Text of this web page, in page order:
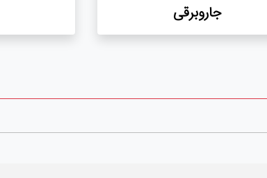
جاروبرقی